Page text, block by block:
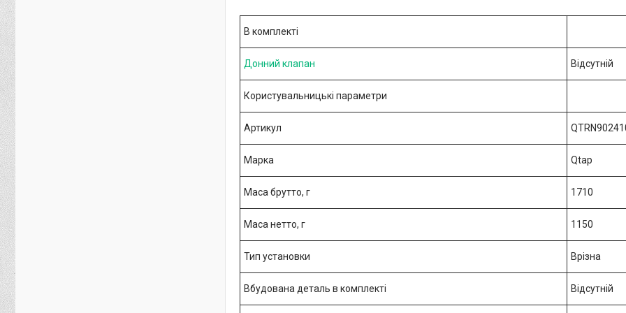
В комплекті
Донний клапан Відсутній
Користувальницькі параметри
Артикул
Марка Qtap
Маса брутто, г 1710
Маса нетто, г 1150
Тип установки Врізна
Вбудована деталь в комплекті Відсутній